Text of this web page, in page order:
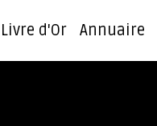
Livre d'Or Annuaire